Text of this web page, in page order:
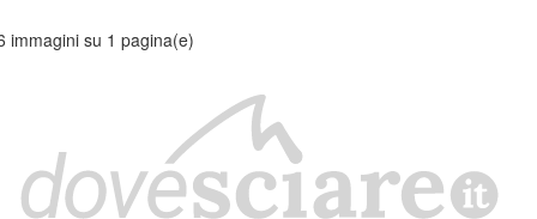
immagini su 1 pagina(e)